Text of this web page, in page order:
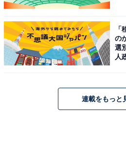
の
選
人
連載をもっと